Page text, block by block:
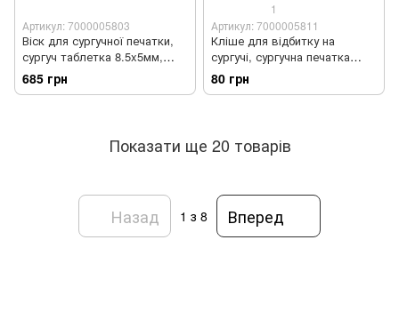
Артикул: 7000005803
Віск для сургучної печатки,
сургуч таблетка 8.5x5мм,
500г
685 грн
1
Артикул: 7000005811
Кліше для відбитку на
сургучі, сургучна печатка
30мм, латунь, 128 ВИДІВ
80 грн
Показати ще 20 товарів
Назад 1 з 8 Вперед